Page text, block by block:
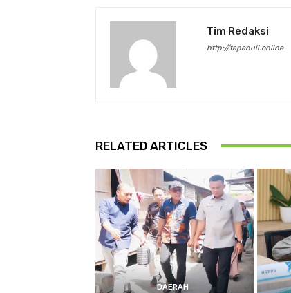
Tim Redaksi
http://tapanuli.online
RELATED ARTICLES
DAERAH